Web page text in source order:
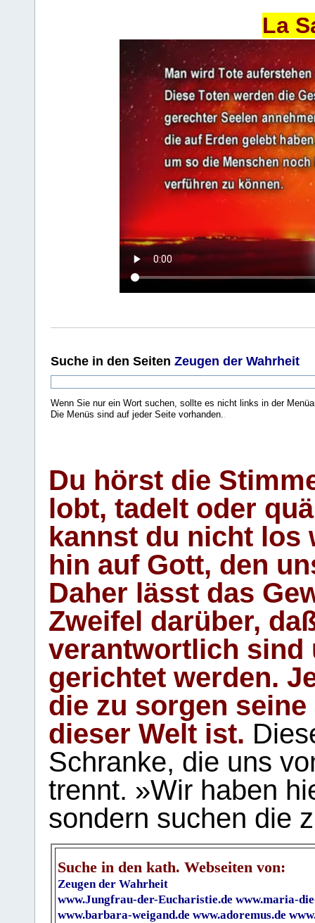
La
Suche in den Seiten Zeugen der Wahrheit
Wenn Sie nur ein Wort suchen, sollte es nicht links in der
Die Menüs sind auf jeder Seite vorhanden..
Du hörst die
lobt, tadelt oder
kannst du nicht los
hin auf Gott, den
Daher lässt das
Zweifel darüber,
verantwortlich sind
gerichtet werden.
die zu sorgen
dieser Welt ist.
Schranke, die uns
trennt. »Wir haben
sondern suchen die
Suche in den kath. Webseiten von:
Zeugen der Wahrheit
www.Jungfrau-der-Eucharistie.de www.maria-
www.barbara-weigand.de www.adoremus.de